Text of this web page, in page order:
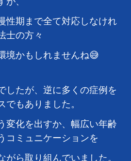
が、
性期まで全て対応しなけれ
士の方々
境かもしれませんね😅
したが、逆に多くの症例を
でもありました。
変化を出すか、幅広い年齢
コミュニケーションを
がら取り組んでいました。